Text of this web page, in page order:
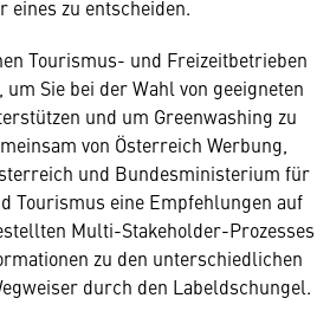
eines zu entscheiden.
Tourismus- und Freizeitbetrieben
Sie bei der Wahl von geeigneten
und um Greenwashing zu
von Österreich Werbung,
und Bundesministerium für
Tourismus eine Empfehlungen auf
Multi-Stakeholder-Prozesses
zu den unterschiedlichen
durch den Labeldschungel.